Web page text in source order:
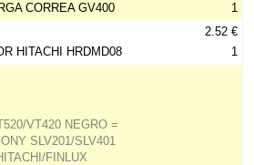
CORREA GV400
1
HITACHI HRDMD08
2.52 €
1
VT420 NEGRO =
SLV201/SLV401
FINLUX